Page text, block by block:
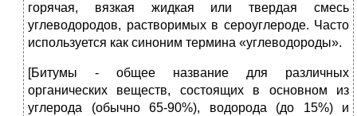
горячая, вязкая жидкая или твердая смесь
углеводородов, растворимых в сероуглероде. Часто
используется как синоним термина «углеводороды».
[Битумы - общее название для различных
органических веществ, состоящих в основном из
углерода (обычно 65-90%), водорода (до 15%) и